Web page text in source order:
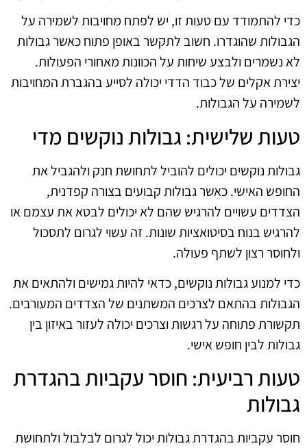
כדי להתמודד עם טעות זו, יש לפתח מחויבות לשמירה על
הגבולות שהוגדרו. חשוב לתקשר באופן פתוח כאשר גבולות
לא נשמרים ולבצע שיחות על הכוונות מאחורי הפעולות.
יצירת אקלים של כבוד הדדי יכולה לסייע בהגברת המחויבות
לשמירה על הגבולות.
טעות שלישית: גבולות נוקשים מדי
גבולות נוקשים יכולים להוביל לתחושת חנק ולהגביל את
החופש האישי. כאשר גבולות קבועים בצורה קפדנית,
הצדדים עשויים להרגיש שהם לא יכולים לבטא את עצמם או
להרגיש בנוח בסיטואציות שונות. זה עשוי לגרום לתסכול
ולחוסר רצון לשתף פעולה.
כדי למנוע גבולות נוקשים, כדאי להיות גמישים ולהתאים את
הגבולות בהתאם לצרכים המשתנים של הצדדים המעורבים.
תקשורת פתוחה על רגשות וצרכים יכולה לעזור באיזון בין
גבולות לבין חופש אישי.
טעות רביעית: חוסר עקביות בהגדרת
גבולות
חוסר עקביות בהגדרת גבולות יכול לגרום לבלבול ולתחושת